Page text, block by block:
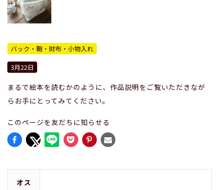
バック・鞄・財布・小物入れ
3月22日
まるで絵本を読むかのように、作品説明をご覧いただきなが
らお手にとってみてください。
このページを友だちに知らせる
オス